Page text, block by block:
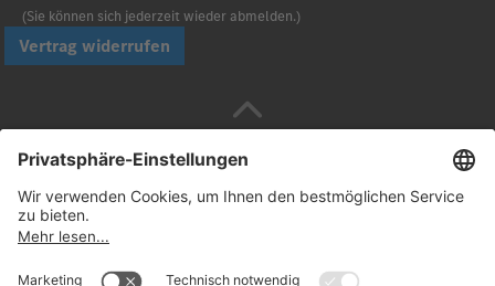
(Sie können sich jederzeit wieder abmelden.)
Vertrag widerrufen
Sicher bezahlen mit